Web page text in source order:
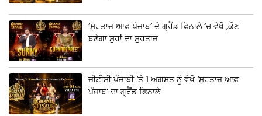
‘ਸੁਰਤਾਜ ਆਫ਼ ਪੰਜਾਬ’ ਦੇ ਗ੍ਰੈਂਡ ਫਿਨਾਲੇ ‘ਚ ਵੇਖੋ ,ਕੌਣ
ਬਣੇਗਾ ਸੁਰਾਂ ਦਾ ਸੁਰਤਾਜ
ਜੀਟੀਸੀ ਪੰਜਾਬੀ ‘ਤੇ 1 ਅਗਸਤ ਨੂੰ ਵੇਖੋ ‘ਸੁਰਤਾਜ ਆਫ਼
ਪੰਜਾਬ’ ਦਾ ਗ੍ਰੈਂਡ ਫਿਨਾਲੇ